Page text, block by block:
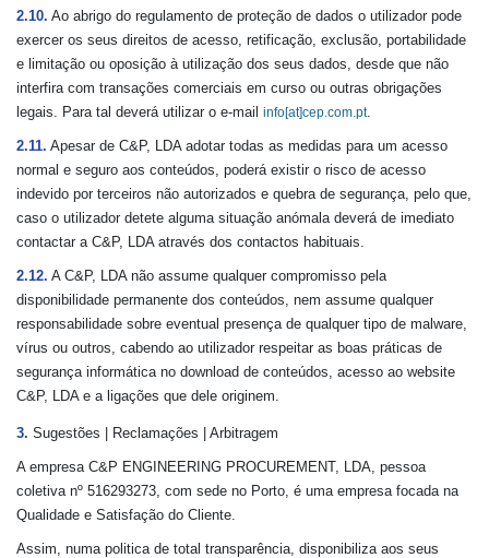
2.10. Ao abrigo do regulamento de proteção de dados o utilizador pode
exercer os seus direitos de acesso, retificação, exclusão, portabilidade
e limitação ou oposição à utilização dos seus dados, desde que não
interfira com transações comerciais em curso ou outras obrigações
legais. Para tal deverá utilizar o e-mail info[at]cep.com.pt.
2.11. Apesar de C&P, LDA adotar todas as medidas para um acesso
normal e seguro aos conteúdos, poderá existir o risco de acesso
indevido por terceiros não autorizados e quebra de segurança, pelo que,
caso o utilizador detete alguma situação anómala deverá de imediato
contactar a C&P, LDA através dos contactos habituais.
2.12. A C&P, LDA não assume qualquer compromisso pela
disponibilidade permanente dos conteúdos, nem assume qualquer
responsabilidade sobre eventual presença de qualquer tipo de malware,
vírus ou outros, cabendo ao utilizador respeitar as boas práticas de
segurança informática no download de conteúdos, acesso ao website
C&P, LDA e a ligações que dele originem.
3. Sugestões | Reclamações | Arbitragem
A empresa C&P ENGINEERING PROCUREMENT, LDA, pessoa
coletiva nº 516293273, com sede no Porto, é uma empresa focada na
Qualidade e Satisfação do Cliente.
Assim, numa politica de total transparência, disponibiliza aos seus